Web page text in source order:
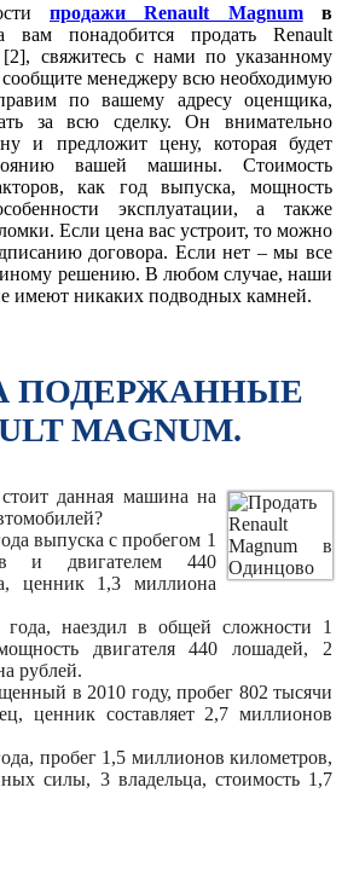
продажи Renault Magnumв
понадобится продать Renault
свяжитесь с нами по указанному
менеджеру всю необходимую
по вашему адресу оценщика,
за всю сделку. Он внимательно
и предложит цену, которая будет
вашей машины. Стоимость
как год выпуска, мощность
эксплуатации, а также
Если цена вас устроит, то можно
договора. Если нет – мы все
решению. В любом случае, наши
имеют никаких подводных камней.
ПОДЕРЖАННЫЕ
MAGNUM.
данная машина на
выпуска с пробегом 1
и двигателем 440
ценник 1,3 миллиона
года, наездил в общей сложности 1
двигателя 440 лошадей, 2
рублей.
в 2010 году, пробег 802 тысячи
ценник составляет 2,7 миллионов
пробег 1,5 миллионов километров,
силы, 3 владельца, стоимость 1,7